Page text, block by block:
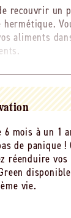
recouvrir un
aliments
utilisation,
vos
modeler le
à la main
ne convient
mois à un 1
de panique !
réenduire vos
vie.